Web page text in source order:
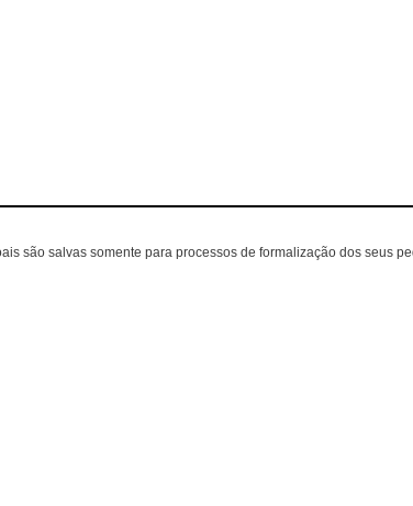
são salvas somente para processos de formalização dos seus